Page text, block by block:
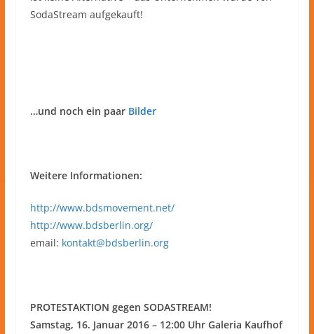
SodaStream aufgekauft!
…und noch ein paar Bilder
Weitere Informationen:
http://www.bdsmovement.net/
http://www.bdsberlin.org/
email: kontakt@bdsberlin.org
PROTESTAKTION gegen SODASTREAM!
Samstag, 16. Januar 2016 – 12:00 Uhr Galeria Kaufhof